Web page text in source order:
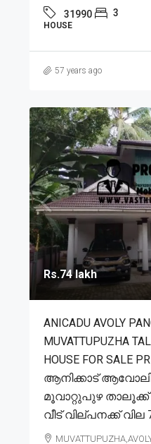
31990 3
HOUSE
57 years ago
Rs.74 lakh
ANICADU AVOLY
MUVATTUPUZHA
HOUSE FOR SALE
ആനിക്കാട്
മൂവാറ്റുപുഴ താലൂക്ക്
വീട് വില്പനക്ക് വില